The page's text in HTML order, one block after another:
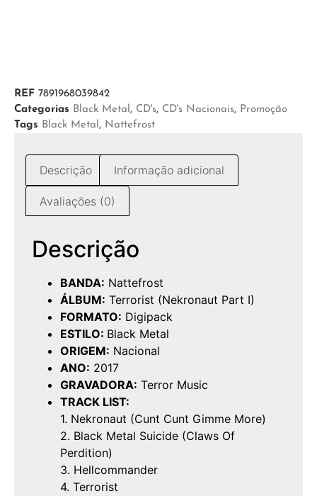
REF 7891968039842
Categorias Black Metal, CD's, CD's Nacionais, Promoção
Tags Black Metal, Nattefrost
Descrição Informação adicional
Avaliações (0)
Descrição
BANDA: Nattefrost
ÁLBUM: Terrorist (Nekronaut Part I)
FORMATO: Digipack
ESTILO: Black Metal
ORIGEM: Nacional
ANO: 2017
GRAVADORA: Terror Music
TRACK LIST:
1. Nekronaut (Cunt Cunt Gimme More)
2. Black Metal Suicide (Claws Of
Perdition)
3. Hellcommander
4. Terrorist